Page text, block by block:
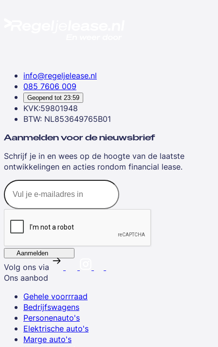
info@regeljelease.nl
085 7606 009
Geopend tot 23:59
KVK:59801948
BTW: NL853649765B01
Aanmelden voor de nieuwsbrief
Schrijf je in en wees op de hoogte van de laatste
ontwikkelingen en acties rondom financial lease.
Aanmelden
Volg ons via
Ons aanbod
Gehele voorrraad
Bedrijfswagens
Personenauto's
Elektrische auto's
Marge auto's